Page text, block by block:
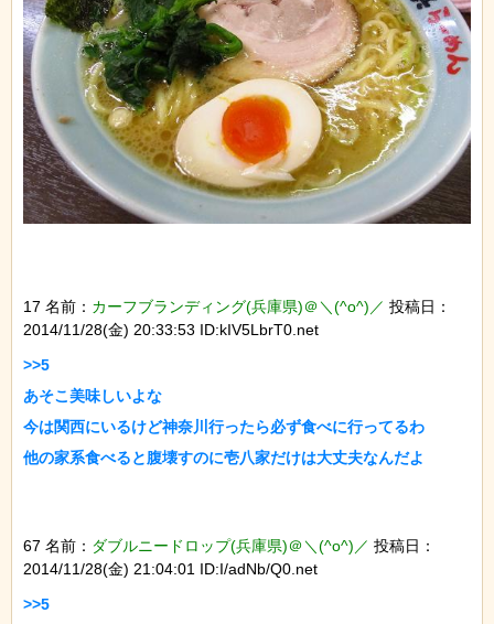
17 名前： カーフブランディング(兵庫県)＠＼(^o^)／ 投稿日：
2014/11/28(金) 20:33:53 ID:kIV5LbrT0.net
>>5
あそこ美味しいよな
今は関西にいるけど神奈川行ったら必ず食べに行ってるわ
67 名前： ダブルニードロップ(兵庫県)＠＼(^o^)／ 投稿日：
2014/11/28(金) 21:04:01 ID:I/adNb/Q0.net
>>5